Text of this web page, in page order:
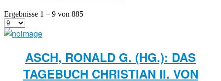
Ergebnisse 1 – 9 von 885
ASCH, RONALD G. (HG.): DAS
TAGEBUCH CHRISTIAN II. VON